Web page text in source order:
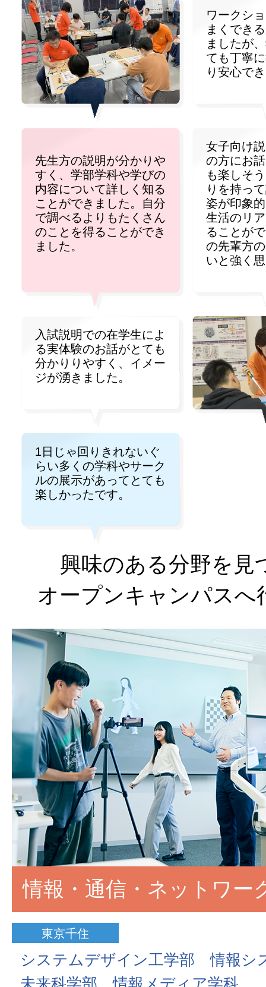
ワークシ
まくでき
ましたが
ても丁寧
り安心で
先生方の説明が分かりや
すく、学部学科や学びの
内容について詳しく知る
ことができました。自分
で調べるよりもたくさん
のことを得ることができ
ました。
女子向け
の方にお
も楽しそ
りを持っ
姿が印象
生活のリ
ることが
の先輩方
いと強く
入試説明での在学生によ
る実体験のお話がとても
分かりりやすく、イメー
ジが湧きました。
1日じゃ回りきれないぐ
らい多くの学科やサーク
ルの展示があってとても
楽しかったです。
興味のある分野を見
オープンキャンパスへ
情報・通信・ネットワー
東京千住
システムデザイン工学部 情報シ
未来科学部 情報メディア学科